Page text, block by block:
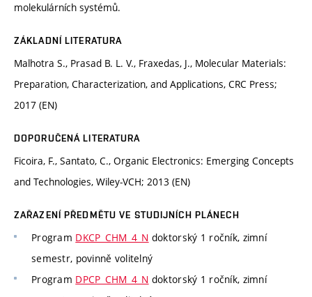
molekulárních systémů.
ZÁKLADNÍ LITERATURA
Malhotra S., Prasad B. L. V., Fraxedas, J., Molecular Materials:
Preparation, Characterization, and Applications, CRC Press;
2017 (EN)
DOPORUČENÁ LITERATURA
Ficoira, F., Santato, C., Organic Electronics: Emerging Concepts
and Technologies, Wiley-VCH; 2013 (EN)
ZAŘAZENÍ PŘEDMĚTU VE STUDIJNÍCH PLÁNECH
Program DKCP_CHM_4_N doktorský 1 ročník, zimní
semestr, povinně volitelný
Program DPCP_CHM_4_N doktorský 1 ročník, zimní